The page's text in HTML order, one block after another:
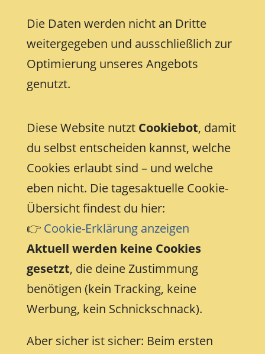
Die Daten werden nicht an Dritte
weitergegeben und ausschließlich zur
Optimierung unseres Angebots
genutzt.
Diese Website nutzt Cookiebot, damit
du selbst entscheiden kannst, welche
Cookies erlaubt sind – und welche
eben nicht. Die tagesaktuelle Cookie-
Übersicht findest du hier:
👉 Cookie-Erklärung anzeigen
Aktuell werden keine Cookies
gesetzt, die deine Zustimmung
benötigen (kein Tracking, keine
Werbung, kein Schnickschnack).
Aber sicher ist sicher: Beim ersten